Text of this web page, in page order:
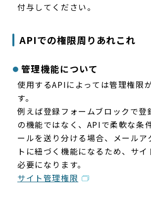
付与してください。
APIでの権限周りあれこれ
管理機能について
使用するAPIによっては管理権限
す。
例えば登録フォームブロックで登
の機能ではなく、APIで柔軟な条
ールを送り分ける場合、メールア
トに紐づく機能になるため、サ
必要になります。
サイト管理権限